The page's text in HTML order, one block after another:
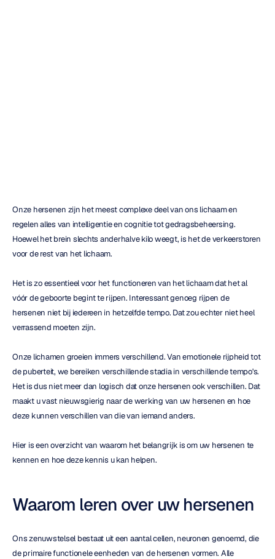
Onze hersenen zijn het meest complexe deel van ons lichaam en
regelen alles van intelligentie en cognitie tot gedragsbeheersing.
Hoewel het brein slechts anderhalve kilo weegt, is het de verkeerstoren
voor de rest van het lichaam.
Het is zo essentieel voor het functioneren van het lichaam dat het al
vóór de geboorte begint te rijpen. Interessant genoeg rijpen de
hersenen niet bij iedereen in hetzelfde tempo. Dat zou echter niet heel
verrassend moeten zijn.
Onze lichamen groeien immers verschillend. Van emotionele rijpheid tot
de puberteit, we bereiken verschillende stadia in verschillende tempo's.
Het is dus niet meer dan logisch dat onze hersenen ook verschillen. Dat
maakt u vast nieuwsgierig naar de werking van uw hersenen en hoe
deze kunnen verschillen van die van iemand anders.
Hier is een overzicht van waarom het belangrijk is om uw hersenen te
kennen en hoe deze kennis u kan helpen.
Waarom leren over uw hersenen
Ons zenuwstelsel bestaat uit een aantal cellen, neuronen genoemd, die
de primaire functionele eenheden van de hersenen vormen. Alle